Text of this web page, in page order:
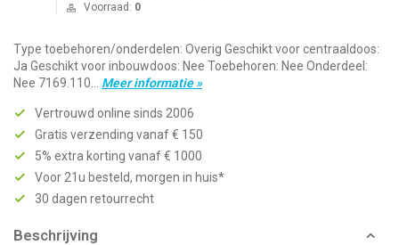
Voorraad: 0
Type toebehoren/onderdelen: Overig Geschikt voor centraaldoos:
Ja Geschikt voor inbouwdoos: Nee Toebehoren: Nee Onderdeel:
Nee 7169.110... Meer informatie »
Vertrouwd online sinds 2006
Gratis verzending vanaf € 150
5% extra korting vanaf € 1000
Voor 21u besteld, morgen in huis*
30 dagen retourrecht
Beschrijving